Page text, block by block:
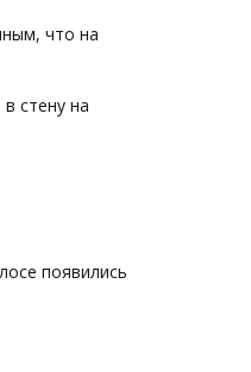
что на
стену на
появились